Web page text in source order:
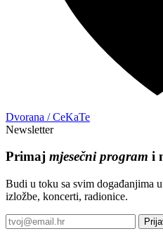
Dvorana / CeKaTe
Newsletter
Primaj mjesečni program i
Budi u toku sa svim događanjima
izložbe, koncerti, radionice.